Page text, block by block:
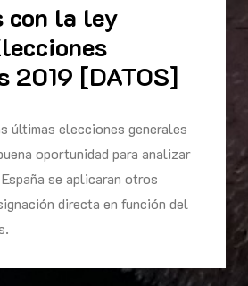
con la ley
2019 [DATOS]
últimas elecciones generales
oportunidad para analizar
se aplicaran otros
directa en función del